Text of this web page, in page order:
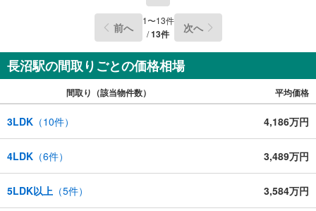
前へ 1〜13件
/13件 次へ
長沼駅の間取りごとの価格相場
間取り（該当物件数） 平均価格
3LDK （10件） 4,186万円
4LDK （6件） 3,489万円
5LDK以上 （5件） 3,584万円